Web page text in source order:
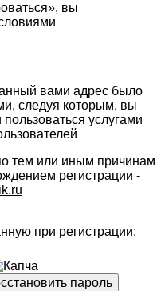
вы
вами адрес было
следуя которым, вы
услугами
тем или иным причинам
регистрации -
при регистрации: